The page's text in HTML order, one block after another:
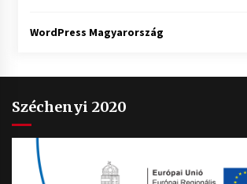
WordPress Magyarország
Széchenyi 2020